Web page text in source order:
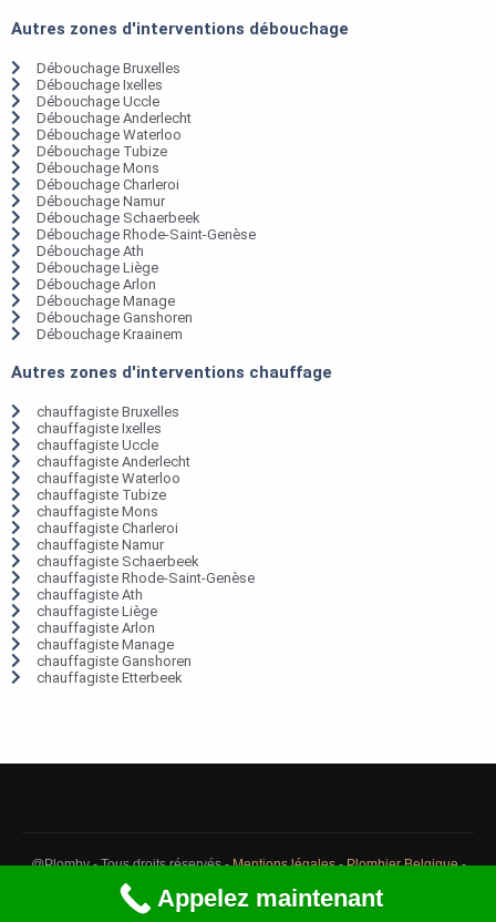
Autres zones d'interventions débouchage
Débouchage Bruxelles
Débouchage Ixelles
Débouchage Uccle
Débouchage Anderlecht
Débouchage Waterloo
Débouchage Tubize
Débouchage Mons
Débouchage Charleroi
Débouchage Namur
Débouchage Schaerbeek
Débouchage Rhode-Saint-Genèse
Débouchage Ath
Débouchage Liège
Débouchage Arlon
Débouchage Manage
Débouchage Ganshoren
Débouchage Kraainem
Autres zones d'interventions chauffage
chauffagiste Bruxelles
chauffagiste Ixelles
chauffagiste Uccle
chauffagiste Anderlecht
chauffagiste Waterloo
chauffagiste Tubize
chauffagiste Mons
chauffagiste Charleroi
chauffagiste Namur
chauffagiste Schaerbeek
chauffagiste Rhode-Saint-Genèse
chauffagiste Ath
chauffagiste Liège
chauffagiste Arlon
chauffagiste Manage
chauffagiste Ganshoren
chauffagiste Etterbeek
@Plomby - Tous droits réservés -Mentions légales-Plombier Belgique-
Débouchage Belgique
Appelez maintenant